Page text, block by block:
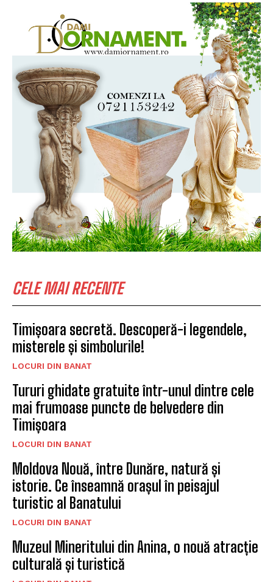
CELE MAI RECENTE
Timișoara secretă. Descoperă-i legendele,
misterele și simbolurile!
LOCURI DIN BANAT
Tururi ghidate gratuite într-unul dintre cele
mai frumoase puncte de belvedere din
Timișoara
LOCURI DIN BANAT
Moldova Nouă, între Dunăre, natură și
istorie. Ce înseamnă orașul în peisajul
turistic al Banatului
LOCURI DIN BANAT
Muzeul Mineritului din Anina, o nouă atracție
culturală și turistică